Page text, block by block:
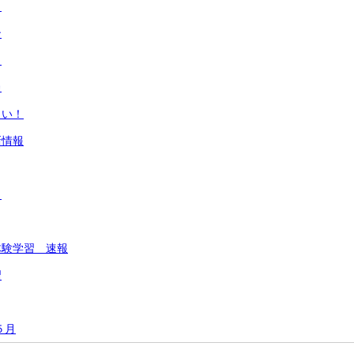
！
報
験学習 速報
月